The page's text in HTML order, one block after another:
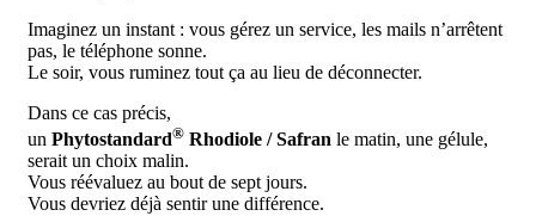
Imaginez un instant : vous gérez un service, les mails n’arrêtent
pas, le téléphone sonne.
Le soir, vous ruminez tout ça au lieu de déconnecter.
Dans ce cas précis,
un Phytostandard® Rhodiole / Safran le matin, une gélule,
serait un choix malin.
Vous réévaluez au bout de sept jours.
Vous devriez déjà sentir une différence.